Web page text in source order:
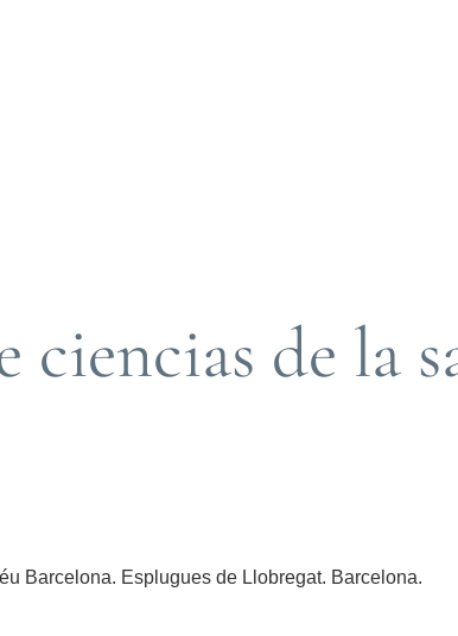
ciencias de la
Barcelona. Esplugues de Llobregat. Barcelona.